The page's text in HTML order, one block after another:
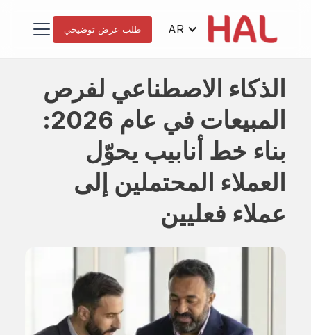
AR طلب عرض توضيحي
الذكاء الاصطناعي لفرص
المبيعات في عام 2026:
بناء خط أنابيب يحوّل
العملاء المحتملين إلى
عملاء فعليين